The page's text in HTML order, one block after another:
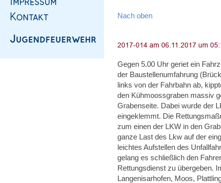
Nach oben
Gegen 5.00 Uhr geriet ein
der Baustellenumfahrung
links von der Fahrbahn ab,
den Kühmoossgraben massiv
Grabenseite. Dabei wurde der
eingeklemmt. Die
zum einen der LKW in den
ganze Last des Lkw auf der
leichtes Aufstellen des
gelang es schließlich den
Rettungsdienst zu übergeben.
Langenisarhofen, Moos,